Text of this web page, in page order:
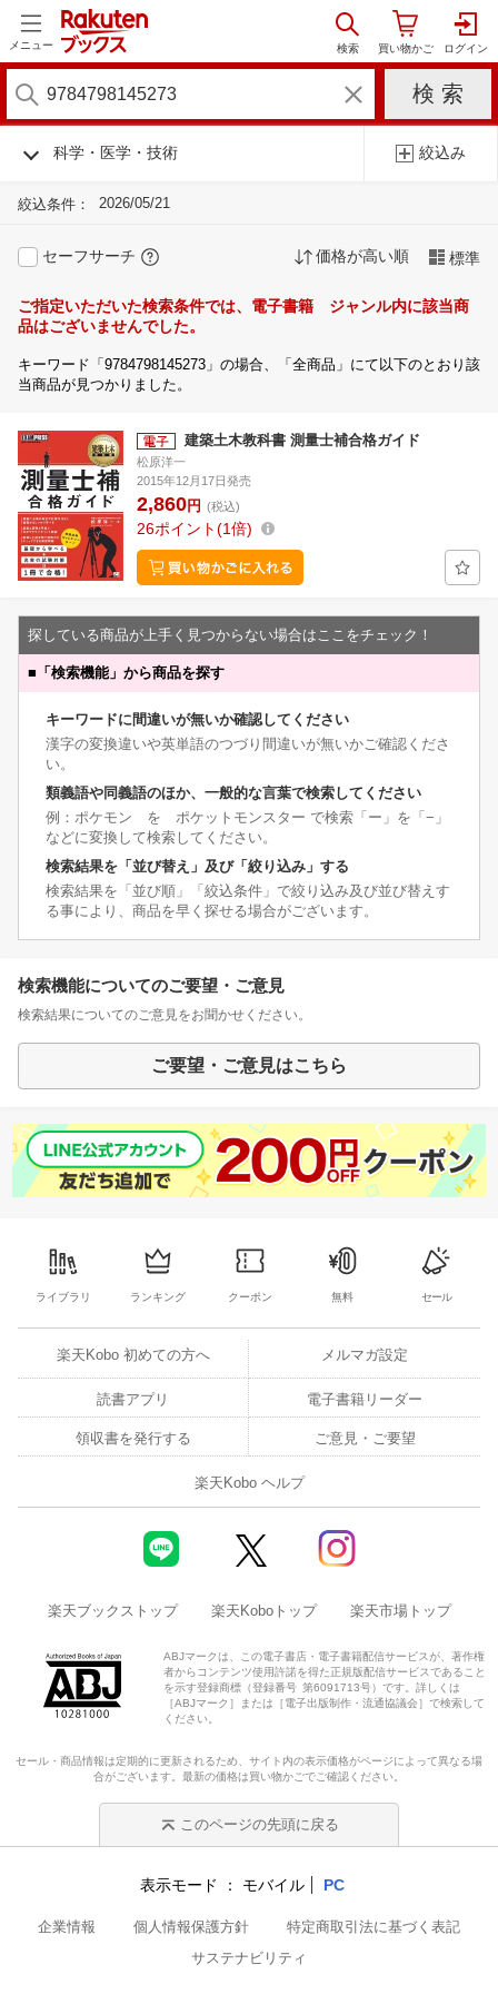
メニュー
科学・医学・技術 絞込み
絞込条件： 2026/05/21
セーフサーチ 価格が高い順 標準
ご指定いただいた検索条件では、電子書籍 ジャンル内に該当商
品はございませんでした。
キーワード「9784798145273」の場合、「全商品」にて以下のとおり該
当商品が見つかりました。
建築土木教科書 測量士補合格ガイド
松原洋一
2015年12月17日発売
2,860円 (税込)
26ポイント 1倍
探している商品が上手く見つからない場合はここをチェック！
■ 「検索機能」から商品を探す
キーワードに間違いが無いか確認してください
漢字の変換違いや英単語のつづり間違いが無いかご確認くださ
い。
類義語や同義語のほか、一般的な言葉で検索してください
例：ポケモン を ポケットモンスター で検索「ー」を「−」
などに変換して検索してください。
検索結果を「並び替え」及び「絞り込み」する
検索結果を「並び順」「絞込条件」で絞り込み及び並び替えす
る事により、商品を早く探せる場合がございます。
検索機能についてのご要望・ご意見
検索結果についてのご意見をお聞かせください。
ご要望・ご意見はこちら
ライブラリ ランキング クーポン 無料 セール
楽天Kobo 初めての方へ メルマガ設定
読書アプリ 電子書籍リーダー
領収書を発行する ご意見・ご要望
楽天Kobo ヘルプ
楽天ブックストップ 楽天Koboトップ 楽天市場トップ
ABJマークは、この電子書店・電子書籍配信サービスが、著作権
者からコンテンツ使用許諾を得た正規版配信サービスであること
を示す登録商標（登録番号 第6091713号）です。詳しくは
［ABJマーク］または［電子出版制作・流通協議会］で検索して
ください。
セール・商品情報は定期的に更新されるため、サイト内の表示価格がページによって異なる場
合がございます。最新の価格は買い物かごでご確認ください。
このページの先頭に戻る
表示モード モバイル PC
企業情報 個人情報保護方針
特定商取引法に基づく表記
サステナビリティ